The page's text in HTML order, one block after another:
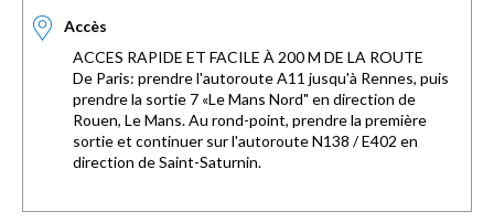
Accès
ACCES RAPIDE ET FACILE À 200 M DE LA ROUTE
De Paris: prendre l'autoroute A11 jusqu'à Rennes, puis
prendre la sortie 7 «Le Mans Nord" en direction de
Rouen, Le Mans. Au rond-point, prendre la première
sortie et continuer sur l'autoroute N138 / E402 en
direction de Saint-Saturnin.